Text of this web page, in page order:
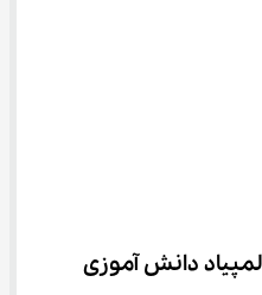
دانش آموزی